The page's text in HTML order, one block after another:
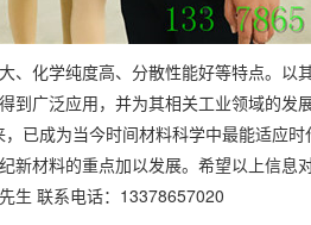
、化学纯度高、分散性能好等特点。以
到广泛应用，并为其相关工业领域的发
已成为当今时间材料科学中最能适应
新材料的重点加以发展。希望以上信息
生 联系电话：13378657020